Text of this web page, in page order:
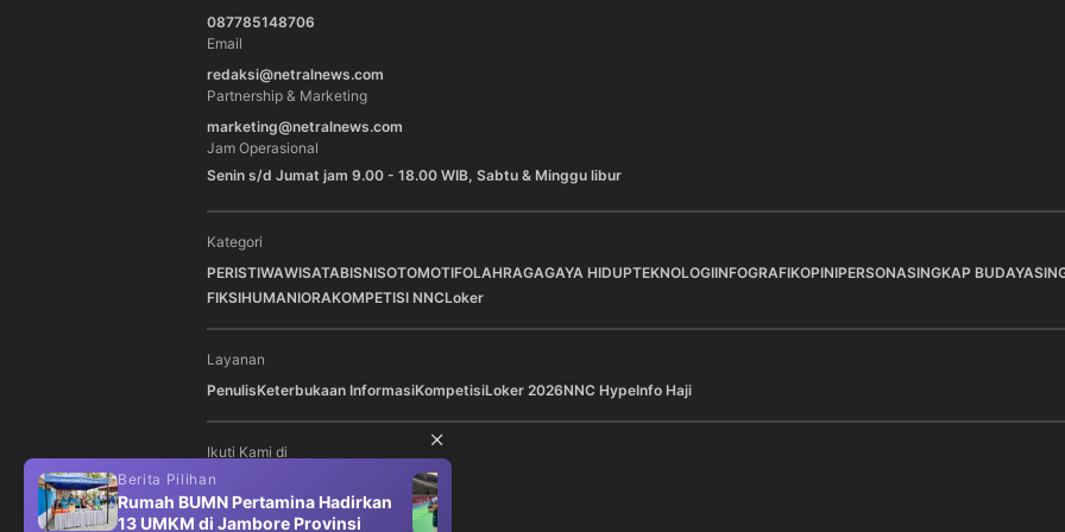
087785148706
Email
redaksi@netralnews.com
Partnership & Marketing
marketing@netralnews.com
Jam Operasional
Senin s/d Jumat jam 9.00 - 18.00 WIB, Sabtu & Minggu libur
Kategori
PERISTIWAWISATABISNISOTOMOTIFOLAHRAGAGAYA HIDUPTEKNOLOGIINFOGRAFIKOPINIPERSONASINGKAP BUDAYA
FIKSIHUMANIORAKOMPETISI NNCLoker
Layanan
PenulisKeterbukaan InformasiKompetisiLoker 2026NNC HypeInfo Haji
Ikuti Kami di
Berita Pilihan
Rumah BUMN Pertamina Hadirkan
13 UMKM di Jambore Provinsi